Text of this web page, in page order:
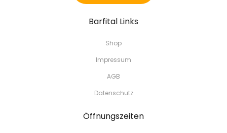
Barfital Links
Shop
Impressum
AGB
Datenschutz
Öffnungszeiten